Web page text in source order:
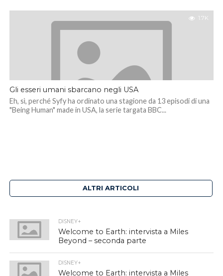
1.7K
Gli esseri umani sbarcano negli USA
Eh, sì, perché Syfy ha ordinato una stagione da 13 episodi di una
"Being Human" made in USA, la serie targata BBC...
ALTRI ARTICOLI
DISNEY+
Welcome to Earth: intervista a Miles
Beyond – seconda parte
DISNEY+
Welcome to Earth: intervista a Miles